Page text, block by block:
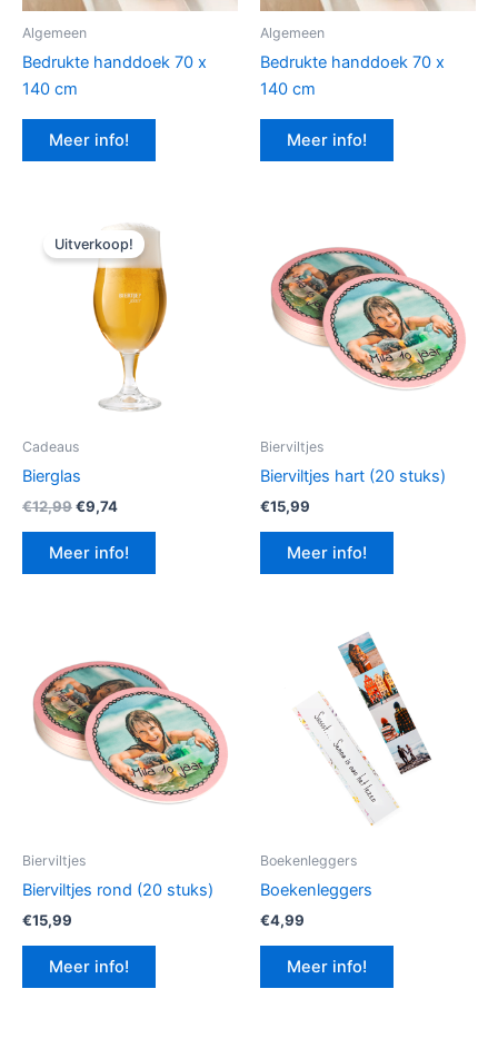
Algemeen
Bedrukte handdoek 70 x
140 cm
Meer info!
Algemeen
Bedrukte handdoek 70 x
140 cm
Meer info!
Uitverkoop!
Cadeaus
Bierglas
€12,99Oorspronkelijke
was:
€12,99.
€9,74Huidige
is:
€9,74.
Meer info!
Bierviltjes
Bierviltjes hart (20 stuks)
€15,99
Meer info!
Bierviltjes
Bierviltjes rond (20 stuks)
€15,99
Meer info!
Boekenleggers
Boekenleggers
€4,99
Meer info!